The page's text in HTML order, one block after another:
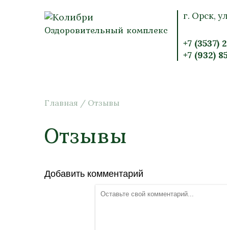
Оздоровительный комплекс
г. Орск,
+7 (3537)
+7 (932)
Главная / Отзывы
Отзывы
Добавить комментарий